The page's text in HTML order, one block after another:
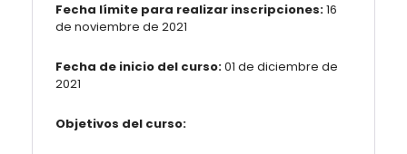
Fecha límite para realizar inscripciones:16
de noviembre de 2021
Fecha de inicio del curso:01 de diciembre de
2021
Objetivos del curso: